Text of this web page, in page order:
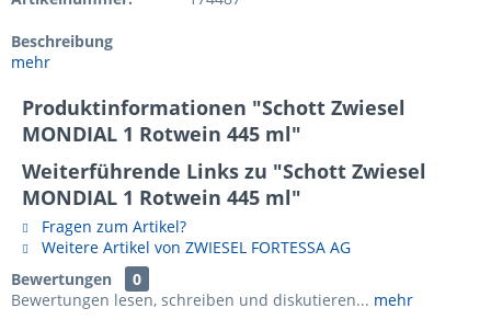
Beschreibung
mehr
Produktinformationen "Schott Zwiesel
MONDIAL 1 Rotwein 445 ml"
Weiterführende Links zu "Schott Zwiesel
MONDIAL 1 Rotwein 445 ml"
Fragen zum Artikel?
Weitere Artikel von ZWIESEL FORTESSA AG
Bewertungen
0
Bewertungen lesen, schreiben und diskutieren... mehr